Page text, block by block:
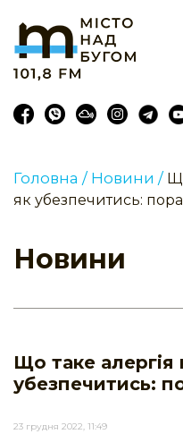
Головна / Новини /
як убезпечитись:
Новини
Що таке алергія
убезпечитись:
23 грудня 2022, 11:49